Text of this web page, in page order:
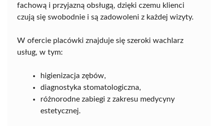
fachową i przyjazną obsługą, dzięki czemu klienci
czują się swobodnie i są zadowoleni z każdej wizyty.
W ofercie placówki znajduje się szeroki wachlarz
usług, w tym:
higienizacja zębów,
diagnostyka stomatologiczna,
różnorodne zabiegi z zakresu medycyny
estetycznej.